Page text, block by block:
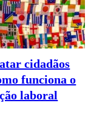
cidadãos
funciona o
laboral